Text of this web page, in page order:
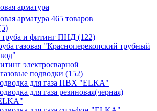
арматура
арматура 465 товаров
труба и фитинг ПНД (122)
газовая "Красноперекопский трубный
электросварной
подводки (152)
для газа ПВХ "ELKA"
для газа резиновая(черная)